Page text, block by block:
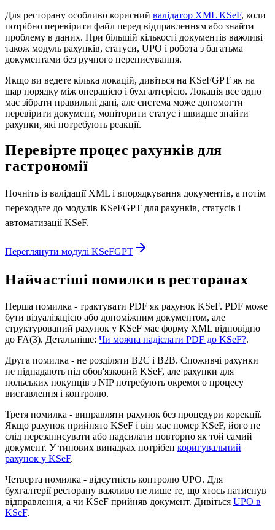
Для ресторану особливо корисний валідатор XML KSeF, коли
потрібно перевірити файл перед відправленням або знайти
проблему в даних. При більшій кількості документів важливі
також модуль рахунків, статуси, UPO і робота з багатьма
документами без ручного переписування.
Якщо ви ведете кілька локацій, дивіться на KSeFGPT як на
шар порядку між операцією і бухгалтерією. Локація все одно
має зібрати правильні дані, але система може допомогти
перевірити документ, моніторити статус і швидше знайти
рахунки, які потребують реакції.
Перевірте процес рахунків для
гастрономії
Почніть із валідації XML і впорядкування документів, а потім
переходьте до модулів KSeFGPT для рахунків, статусів і
автоматизації KSeF.
Переглянути модулі KSeFGPT
Найчастіші помилки в ресторанах
Перша помилка - трактувати PDF як рахунок KSeF. PDF може
бути візуалізацією або допоміжним документом, але
структурований рахунок у KSeF має форму XML відповідно
до FA(3). Детальніше: Чи можна надіслати PDF до KSeF?.
Друга помилка - не розділяти B2C і B2B. Споживчі рахунки
не підпадають під обов'язковий KSeF, але рахунки для
польських покупців з NIP потребують окремого процесу
виставлення і контролю.
Третя помилка - виправляти рахунок без процедури корекції.
Якщо рахунок прийнято KSeF і він має номер KSeF, його не
слід перезаписувати або надсилати повторно як той самий
документ. У типових випадках потрібен коригувальний
рахунок у KSeF.
Четверта помилка - відсутність контролю UPO. Для
бухгалтерії ресторану важливо не лише те, що хтось натиснув
відправлення, а чи KSeF прийняв документ. Дивіться UPO в
KSeF.